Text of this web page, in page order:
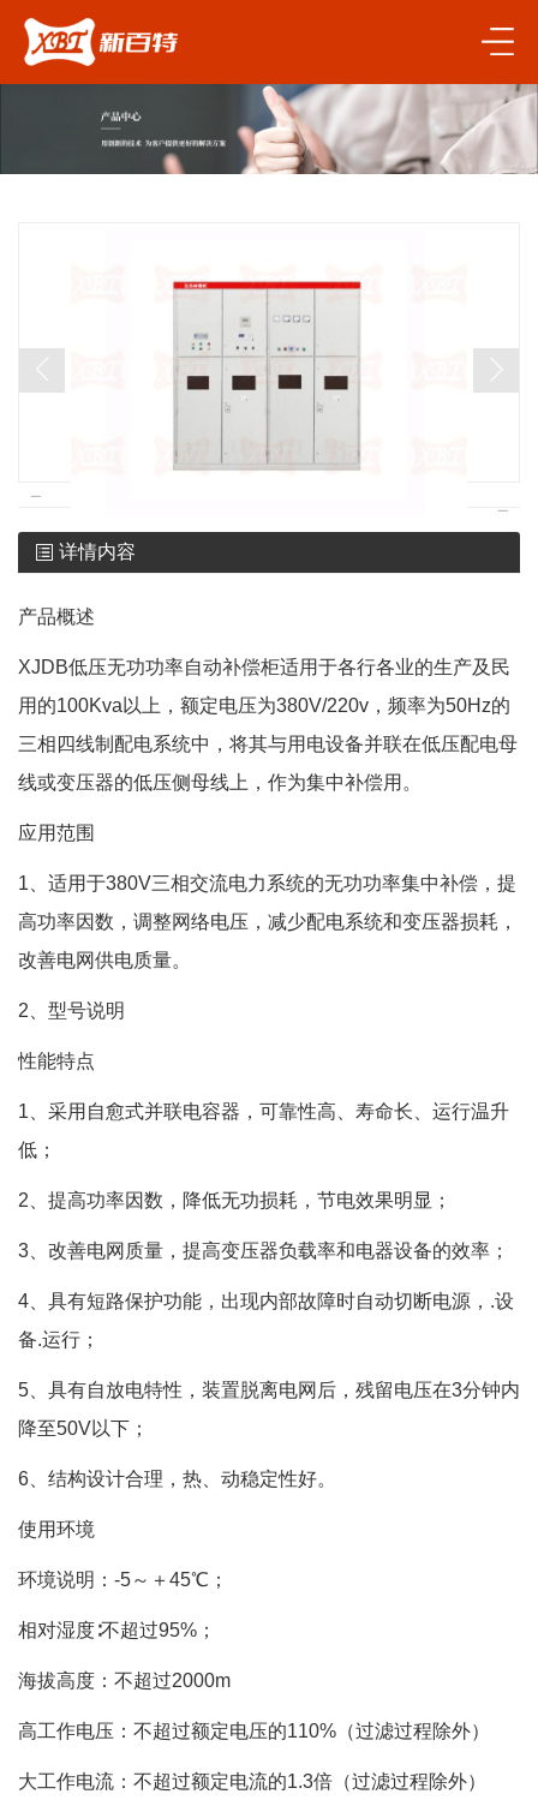
详情内容
产品概述
XJDB低压无功功率自动补偿柜适用于各行各业的生产及民
用的100Kva以上，额定电压为380V/220v，频率为50Hz的
三相四线制配电系统中，将其与用电设备并联在低压配电母
线或变压器的低压侧母线上，作为集中补偿用。
应用范围
1、适用于380V三相交流电力系统的无功功率集中补偿，提
高功率因数，调整网络电压，减少配电系统和变压器损耗，
改善电网供电质量。
2、型号说明
性能特点
1、采用自愈式并联电容器，可靠性高、寿命长、运行温升
低；
2、提高功率因数，降低无功损耗，节电效果明显；
3、改善电网质量，提高变压器负载率和电器设备的效率；
4、具有短路保护功能，出现内部故障时自动切断电源，.设
备.运行；
5、具有自放电特性，装置脱离电网后，残留电压在3分钟内
降至50V以下；
6、结构设计合理，热、动稳定性好。
使用环境
环境说明：-5～＋45℃；
相对湿度∶不超过95%；
海拔高度：不超过2000m
高工作电压：不超过额定电压的110%（过滤过程除外）
大工作电流：不超过额定电流的1.3倍（过滤过程除外）